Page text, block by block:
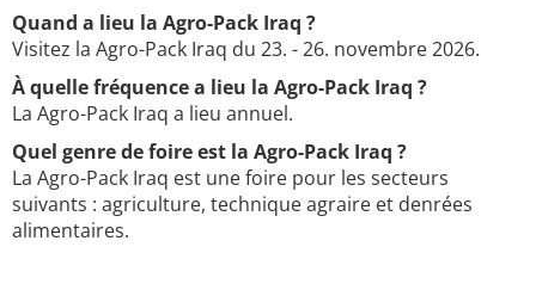
Quand a lieu la Agro-Pack Iraq ?
Visitez la Agro-Pack Iraq du 23. - 26. novembre 2026.
À quelle fréquence a lieu la Agro-Pack Iraq ?
La Agro-Pack Iraq a lieu annuel.
Quel genre de foire est la Agro-Pack Iraq ?
La Agro-Pack Iraq est une foire pour les secteurs
suivants : agriculture, technique agraire et denrées
alimentaires.